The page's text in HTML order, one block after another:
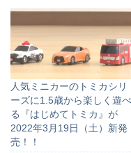
人気ミニカーのトミカシリ
ーズに1.5歳から楽しく遊べ
る『はじめてトミカ』が
2022年3月19日（土）新発
売！！